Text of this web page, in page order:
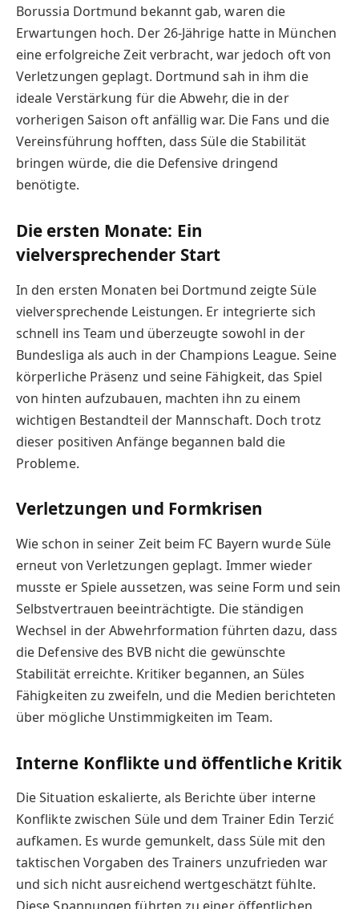
Borussia Dortmund bekannt gab, waren die
Erwartungen hoch. Der 26-Jährige hatte in München
eine erfolgreiche Zeit verbracht, war jedoch oft von
Verletzungen geplagt. Dortmund sah in ihm die
ideale Verstärkung für die Abwehr, die in der
vorherigen Saison oft anfällig war. Die Fans und die
Vereinsführung hofften, dass Süle die Stabilität
bringen würde, die die Defensive dringend
benötigte.
Die ersten Monate: Ein
vielversprechender Start
In den ersten Monaten bei Dortmund zeigte Süle
vielversprechende Leistungen. Er integrierte sich
schnell ins Team und überzeugte sowohl in der
Bundesliga als auch in der Champions League. Seine
körperliche Präsenz und seine Fähigkeit, das Spiel
von hinten aufzubauen, machten ihn zu einem
wichtigen Bestandteil der Mannschaft. Doch trotz
dieser positiven Anfänge begannen bald die
Probleme.
Verletzungen und Formkrisen
Wie schon in seiner Zeit beim FC Bayern wurde Süle
erneut von Verletzungen geplagt. Immer wieder
musste er Spiele aussetzen, was seine Form und sein
Selbstvertrauen beeinträchtigte. Die ständigen
Wechsel in der Abwehrformation führten dazu, dass
die Defensive des BVB nicht die gewünschte
Stabilität erreichte. Kritiker begannen, an Süles
Fähigkeiten zu zweifeln, und die Medien berichteten
über mögliche Unstimmigkeiten im Team.
Interne Konflikte und öffentliche Kritik
Die Situation eskalierte, als Berichte über interne
Konflikte zwischen Süle und dem Trainer Edin Terzić
aufkamen. Es wurde gemunkelt, dass Süle mit den
taktischen Vorgaben des Trainers unzufrieden war
und sich nicht ausreichend wertgeschätzt fühlte.